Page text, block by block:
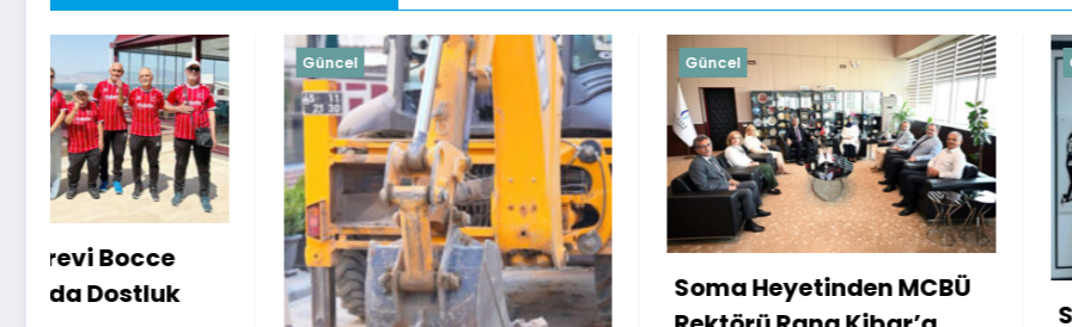
Güncel Güncel
Soma Heyetinden MCBÜ
Güncel
Soma’da Kırmızı Alarm